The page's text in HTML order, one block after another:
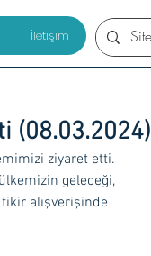
İletişim
(08.03.2024)
ziyaret etti.
geleceği,
alışverişinde